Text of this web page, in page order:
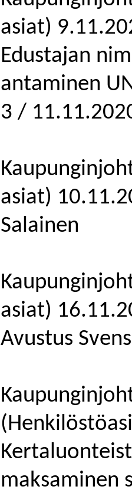
asiat)
Edustajan
antaminen
3 /
asiat)
Salainen
asiat) 16
Avustus
maksaminen